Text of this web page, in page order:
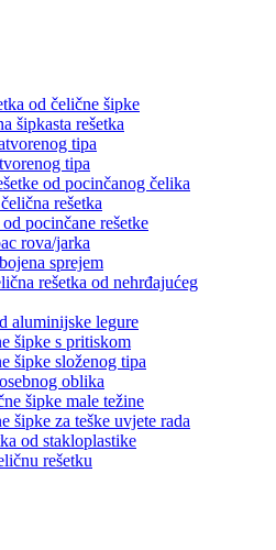
od čelične šipke
šipkasta rešetka
tipa
tipa
od pocinčanog čelika
rešetka
pocinčane rešetke
rova/jarka
sprejem
rešetka od nehrđajućeg
aluminijske legure
šipke s pritiskom
šipke složenog tipa
oblika
šipke male težine
šipke za teške uvjete rada
od stakloplastike
rešetku